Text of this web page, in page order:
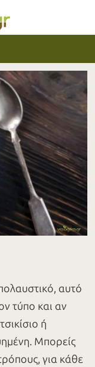
αυτό
τύπο και αν
ή
Μπορείς
για κάθε